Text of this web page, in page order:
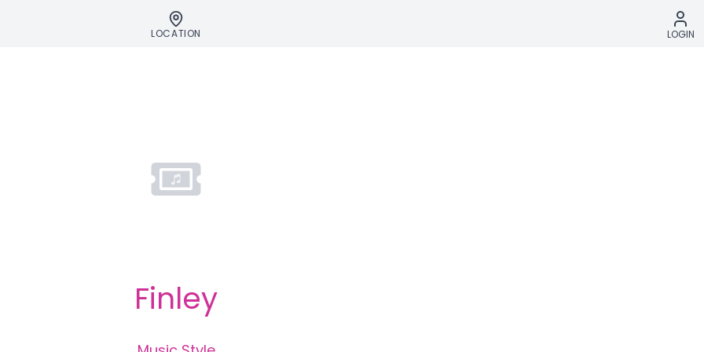
LOCATION LOGIN
Finley